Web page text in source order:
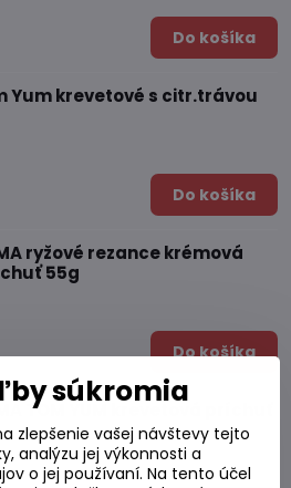
Do košíka
Yum krevetové s citr.trávou
Do košíka
ryžové rezance krémová
55g
Do košíka
TOM YUM krevetová príchuť
súkromia
zlepšenie vašej návštevy tejto
analýzu jej výkonnosti a
o jej používaní. Na tento účel